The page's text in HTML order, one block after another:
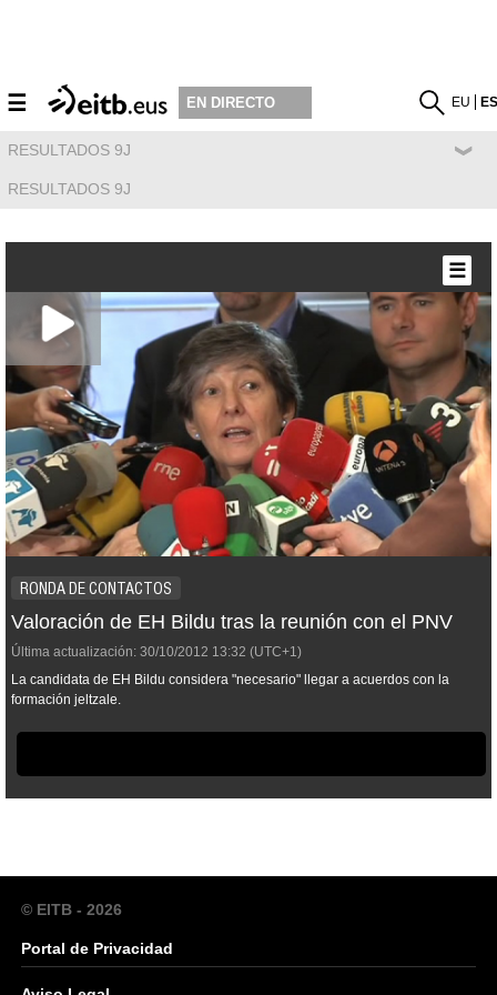
☰ EN DIRECTO EU
RESULTADOS 9J
RESULTADOS 9J
RONDA DE CONTACTOS
Valoración de EH Bildu tras la reunión con el PNV
Última actualización: 30/10/2012 13:32 (UTC+1)
La candidata de EH Bildu considera "necesario" llegar a acuerdos con la
formación jeltzale.
☰
© EITB - 2026
Portal de Privacidad